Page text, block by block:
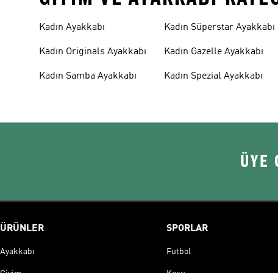
Kadın Ayakkabı
Kadın Originals Ayakkabı
Kadın Samba Ayakkabı
Kadın Süperstar Ayakkabı
Kadın Gazelle Ayakkabı
Kadın Spezial Ayakkabı
ÜYE
ÜRÜNLER
Ayakkabı
SPORLAR
Futbol